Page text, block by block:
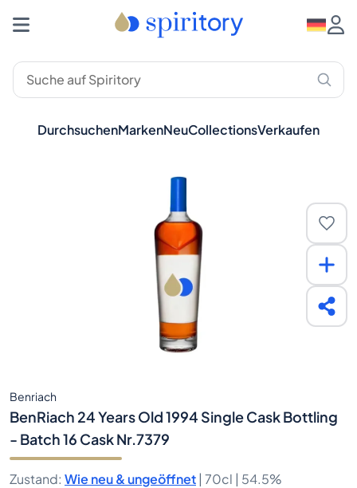
DurchsuchenMarkenNeuCollectionsVerkaufen
Benriach
BenRiach 24 Years Old 1994 Single Cask Bottling
- Batch 16 Cask Nr.7379
Zustand: Wie neu & ungeöffnet | 70cl | 54.5%